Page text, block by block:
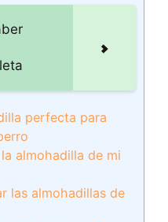
perfecta para
almohadilla de mi
las almohadillas de